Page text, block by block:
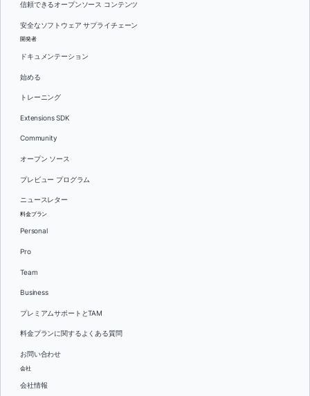
信頼できるオープンソース コンテンツ
安全なソフトウェア サプライチェーン
開発者
ドキュメンテーション
始める
トレーニング
Extensions SDK
Community
オープン ソース
プレビュー プログラム
ニュースレター
料金プラン
Personal
Pro
Team
Business
プレミアムサポートとTAM
料金プランに関するよくある質問
お問い合わせ
会社
会社情報